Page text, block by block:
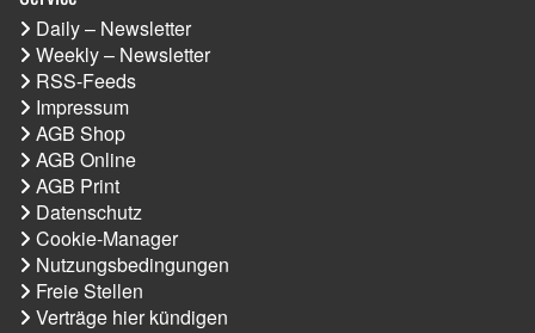
Daily – Newsletter
Weekly – Newsletter
RSS-Feeds
Impressum
AGB Shop
AGB Online
AGB Print
Datenschutz
Cookie-Manager
Nutzungsbedingungen
Freie Stellen
Verträge hier kündigen